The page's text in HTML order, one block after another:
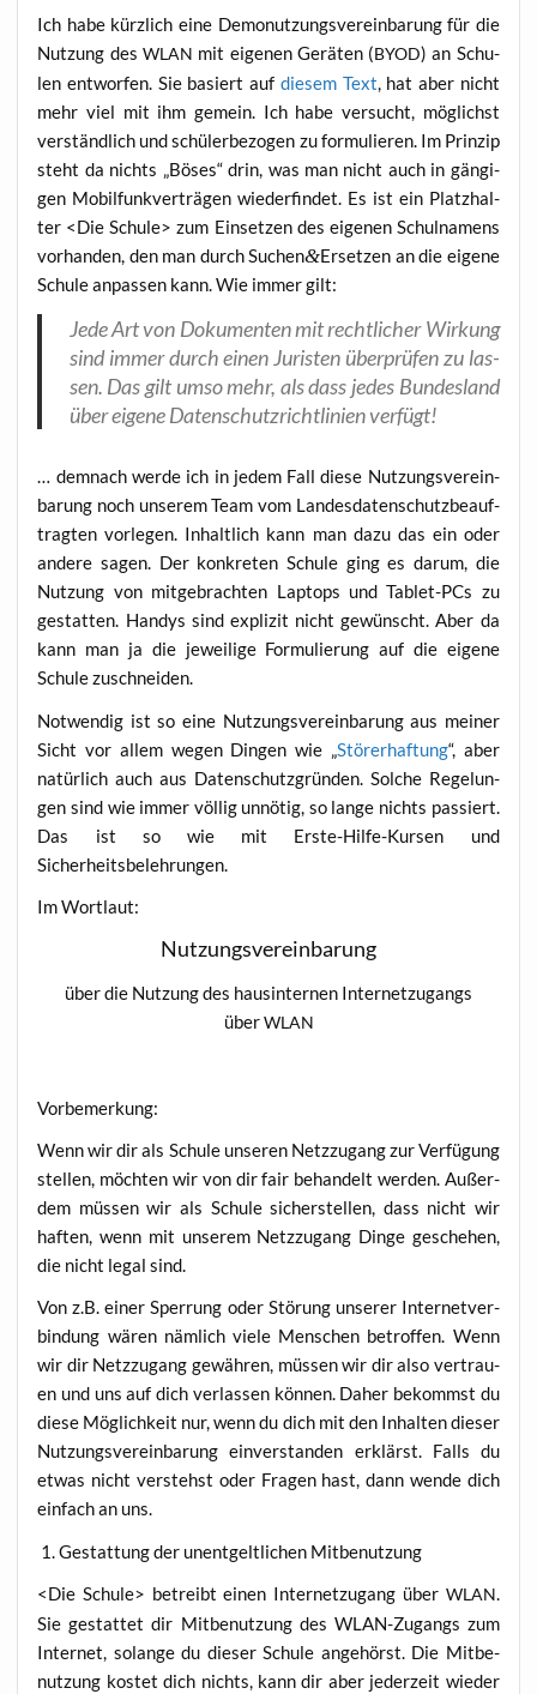
Ich habe kürz­lich eine Demo­nut­zungs­ver­ein­ba­rung für die
Nut­zung des WLAN mit eige­nen Gerä­ten (BYOD) an Schu­
len ent­wor­fen. Sie basiert auf die­sem Text, hat aber nicht
mehr viel mit ihm gemein. Ich habe ver­sucht, mög­lichst
ver­ständ­lich und schü­ler­be­zo­gen zu for­mu­lie­ren. Im Prin­zip
steht da nichts „Böses“ drin, was man nicht auch in gän­gi­
gen Mobil­funk­ver­trä­gen wie­der­fin­det. Es ist ein Platz­hal­
ter <Die Schu­le> zum Ein­set­zen des eige­nen Schul­na­mens
vor­han­den, den man durch Suchen&Ersetzen an die eige­ne
Schu­le anpas­sen kann. Wie immer gilt:
Jede Art von Doku­men­ten mit recht­li­cher Wir­kung
sind immer durch einen Juris­ten über­prü­fen zu las­
sen. Das gilt umso mehr, als dass jedes Bun­des­land
über eige­ne Daten­schutz­richt­li­ni­en verfügt!
… dem­nach wer­de ich in jedem Fall die­se Nut­zungs­ver­ein­
ba­rung noch unse­rem Team vom Lan­des­da­ten­schutz­be­auf­
trag­ten vor­le­gen. Inhalt­lich kann man dazu das ein oder
ande­re sagen. Der kon­kre­ten Schu­le ging es dar­um, die
Nut­zung von mit­ge­brach­ten Lap­tops und Tablet-PCs zu
gestat­ten. Han­dys sind expli­zit nicht gewünscht. Aber da
kann man ja die jewei­li­ge For­mu­lie­rung auf die eige­ne
Schu­le zuschneiden.
Not­wen­dig ist so eine Nut­zungs­ver­ein­ba­rung aus mei­ner
Sicht vor allem wegen Din­gen wie „Stö­rer­haf­tung“, aber
natür­lich auch aus Daten­schutz­grün­den. Sol­che Rege­lun­
gen sind wie immer völ­lig unnö­tig, so lan­ge nichts pas­siert.
Das ist so wie mit Ers­te-Hil­fe-Kur­sen und
Sicherheitsbelehrungen.
Im Wort­laut:
Nut­zungs­ver­ein­ba­rung
über die Nut­zung des haus­in­ter­nen Inter­net­zu­gangs
überWLAN
Vor­be­mer­kung:
Wenn wir dir als Schu­le unse­ren Netz­zu­gang zur Ver­fü­gung
stel­len, möch­ten wir von dir fair behan­delt wer­den. Außer­
dem müs­sen wir als Schu­le sicher­stel­len, dass nicht wir
haf­ten, wenn mit unse­rem Netz­zu­gang Din­ge gesche­hen,
die nicht legal sind.
Von z.B. einer Sper­rung oder Stö­rung unse­rer Inter­net­ver­
bin­dung wären näm­lich vie­le Men­schen betrof­fen. Wenn
wir dir Netz­zu­gang gewäh­ren, müs­sen wir dir also ver­trau­
en und uns auf dich ver­las­sen kön­nen. Daher bekommst du
die­se Mög­lich­keit nur, wenn du dich mit den Inhal­ten die­ser
Nut­zungs­ver­ein­ba­rung ein­ver­stan­den erklärst. Falls du
etwas nicht ver­stehst oder Fra­gen hast, dann wen­de dich
ein­fach an uns.
1. Gestat­tung der unent­gelt­li­chen Mitbenutzung
<Die Schu­le> betreibt einen Inter­net­zu­gang über WLAN.
Sie gestat­tet dir Mit­be­nut­zung des WLAN-Zugangs zum
Inter­net, solan­ge du die­ser Schu­le ange­hörst. Die Mit­be­
nut­zung kos­tet dich nichts, kann dir aber jeder­zeit wie­der